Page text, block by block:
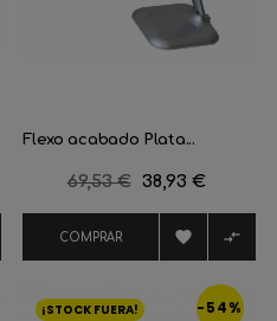
Flexo acabado Plata...
Precio
69,53 € Precio
38,93 €
COMPRAR  
-54%
¡STOCK FUERA!